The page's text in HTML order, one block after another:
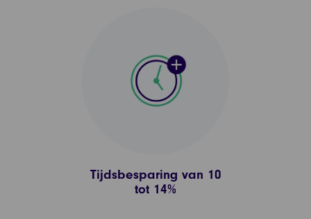
Tijdsbesparing van 10
tot 14%